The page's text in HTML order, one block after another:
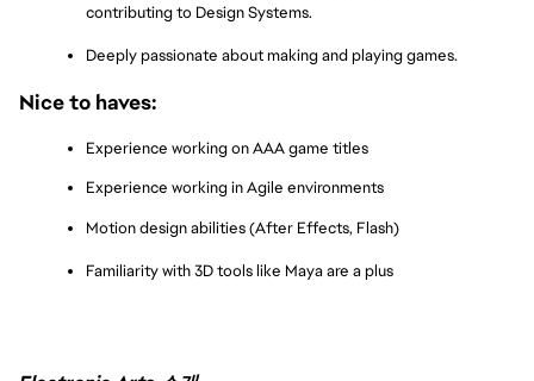
contributing to Design Systems.
Deeply passionate about making and playing games.
Nice to haves:
Experience working on AAA game titles
Experience working in Agile environments
Motion design abilities (After Effects, Flash)
Familiarity with 3D tools like Maya are a plus